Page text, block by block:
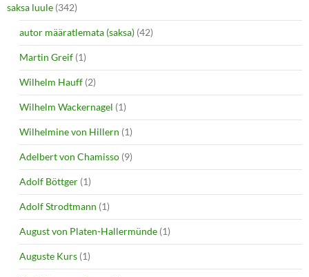
saksa luule (342)
autor määratlemata (saksa) (42)
Martin Greif (1)
Wilhelm Hauff (2)
Wilhelm Wackernagel (1)
Wilhelmine von Hillern (1)
Adelbert von Chamisso (9)
Adolf Böttger (1)
Adolf Strodtmann (1)
August von Platen-Hallermünde (1)
Auguste Kurs (1)